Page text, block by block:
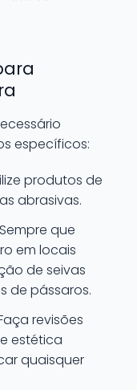
específicos:
produtos de
abrasivas.
Sempre que
em locais
de seivas
de pássaros.
revisões
estética
quaisquer